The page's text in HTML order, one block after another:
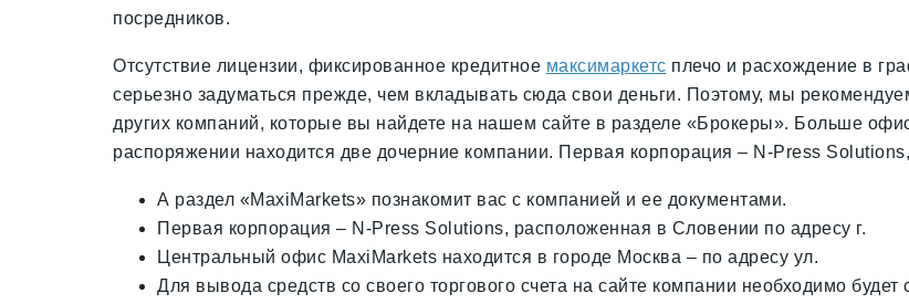
посредников.
Отсутствие лицензии, фиксированное кредитное максимаркетс плечо и расхождение в
серьезно задуматься прежде, чем вкладывать сюда свои деньги. Поэтому, мы
других компаний, которые вы найдете на нашем сайте в разделе «Брокеры». Больше
распоряжении находится две дочерние компании. Первая корпорация – N-Press
А раздел «MaxiMarkets» познакомит вас с компанией и ее документами.
Первая корпорация – N-Press Solutions, расположенная в Словении по адресу г.
Центральный офис MaxiMarkets находится в городе Москва – по адресу ул.
Для вывода средств со своего торгового счета на сайте компании необходимо